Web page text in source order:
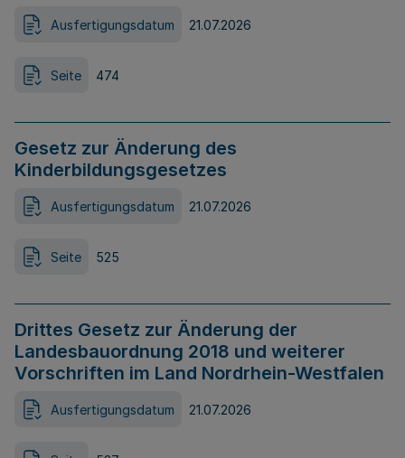
Ausfertigungsdatum 21.07.2026
Seite 474
Gesetz zur Änderung des
Kinderbildungsgesetzes
Ausfertigungsdatum 21.07.2026
Seite 525
Drittes Gesetz zur Änderung der
Landesbauordnung 2018 und weiterer
Vorschriften im Land Nordrhein-Westfalen
Ausfertigungsdatum 21.07.2026